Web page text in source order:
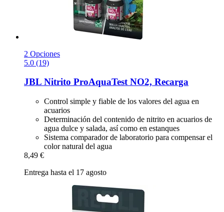
2 Opciones
5.0 (19)
JBL Nitrito ProAquaTest NO2, Recarga
Control simple y fiable de los valores del agua en
acuarios
Determinación del contenido de nitrito en acuarios de
agua dulce y salada, así como en estanques
Sistema comparador de laboratorio para compensar el
color natural del agua
8,49 €
Entrega hasta el 17 agosto